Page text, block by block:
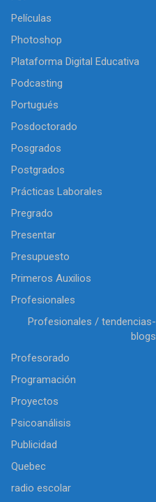
Películas
Photoshop
Plataforma Digital Educativa
Podcasting
Portugués
Posdoctorado
Posgrados
Postgrados
Prácticas Laborales
Pregrado
Presentar
Presupuesto
Primeros Auxilios
Profesionales
Profesionales / tendencias-
blogs
Profesorado
Programación
Proyectos
Psicoanálisis
Publicidad
Quebec
radio escolar